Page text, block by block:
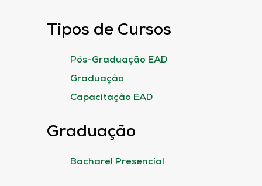
Tipos de Cursos
Pós-Graduação EAD
Graduação
Capacitação EAD
Graduação
Bacharel Presencial